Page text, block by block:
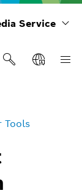
Service
Tools